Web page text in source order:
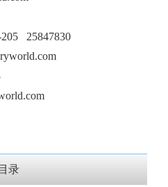
205 25847830
录